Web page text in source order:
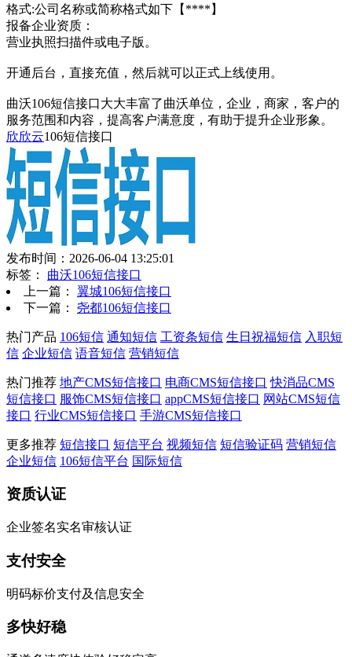
格式:公司名称或简称格式如下【****】
报备企业资质：
营业执照扫描件或电子版。
开通后台，直接充值，然后就可以正式上线使用。
曲沃106短信接口大大丰富了曲沃单位，企业，商家，客户的
服务范围和内容，提高客户满意度，有助于提升企业形象。
欣欣云106短信接口
发布时间：2026-06-04 13:25:01
标签： 曲沃106短信接口
上一篇： 翼城106短信接口
下一篇： 尧都106短信接口
热门产品 106短信 通知短信 工资条短信 生日祝福短信 入职短
信 企业短信 语音短信 营销短信
热门推荐 地产CMS短信接口 电商CMS短信接口 快消品CMS
短信接口 服饰CMS短信接口 appCMS短信接口 网站CMS短信
接口 行业CMS短信接口 手游CMS短信接口
更多推荐 短信接口 短信平台 视频短信 短信验证码 营销短信
企业短信 106短信平台 国际短信
资质认证
企业签名实名审核认证
支付安全
明码标价支付及信息安全
多快好稳